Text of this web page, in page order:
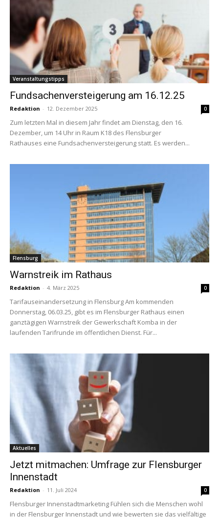
Veranstaltungstipps
Fundsachenversteigerung am 16.12.25
Redaktion - 12. Dezember 2025 0
Zum letzten Mal in diesem Jahr findet am Dienstag, den 16.
Dezember, um 14 Uhr in Raum K18 des Flensburger
Rathauses eine Fundsachenversteigerung statt. Es werden...
Flensburg
Warnstreik im Rathaus
Redaktion - 4. März 2025 0
Tarifauseinandersetzung in Flensburg Am kommenden
Donnerstag, 06.03.25, gibt es im Flensburger Rathaus einen
ganztägigen Warnstreik der Gewerkschaft Komba in der
laufenden Tarifrunde im öffentlichen Dienst. Für...
Aktuelles
Jetzt mitmachen: Umfrage zur Flensburger
Innenstadt
Redaktion - 11. Juli 2024 0
Flensburger Innenstadtmarketing Fühlen sich die Menschen wohl
in der Flensburger Innenstadt und wie bewerten sie das vielfältige